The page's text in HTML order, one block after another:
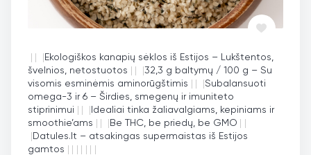
| | |Ekologiškos kanapių sėklos iš Estijos – Lukštentos,
švelnios, netostuotos | | |32,3 g baltymų / 100 g – Su
visomis esminėmis aminorūgštimis | | |Subalansuoti
omega-3 ir 6 – Širdies, smegenų ir imuniteto
stiprinimui | | |Idealiai tinka žaliavalgiams, kepiniams ir
smoothie’ams | | |Be THC, be priedų, be GMO | |
|Datules.lt – atsakingas supermaistas iš Estijos
gamtos | | | | | | |